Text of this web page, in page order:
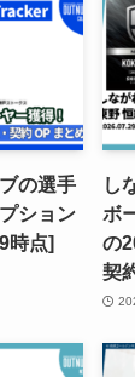
の選手
ション
時点]
し
ボ
の
契